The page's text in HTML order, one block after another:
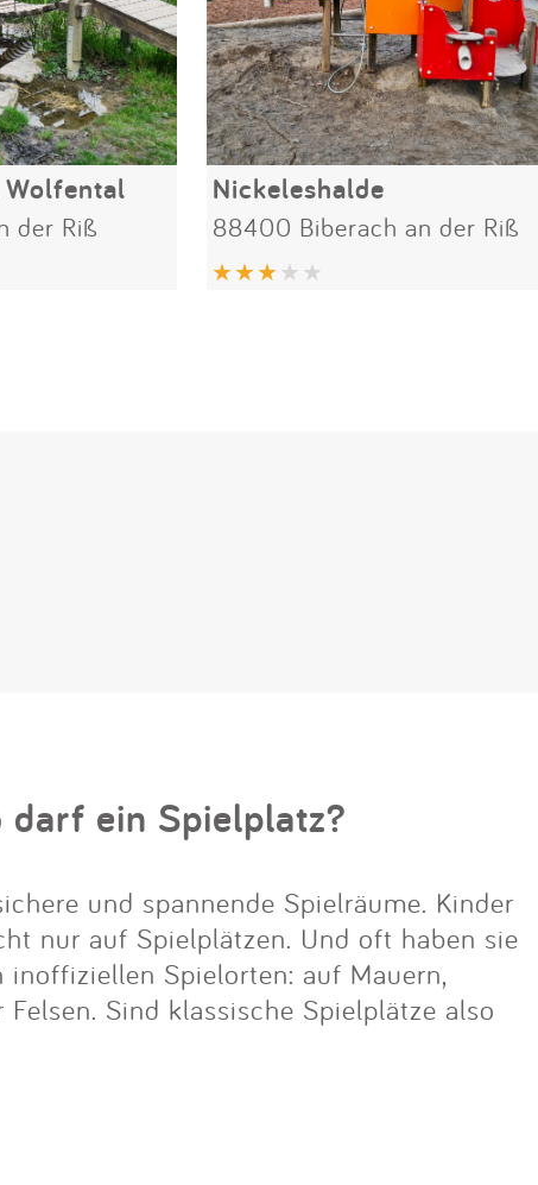
der Riß
Nickeleshalde
88400 Biberach an der Riß
darf ein Spielplatz?
und spannende Spielräume. Kinder
nur auf Spielplätzen. Und oft haben sie
inoffiziellen Spielorten: auf Mauern,
Sind klassische Spielplätze also